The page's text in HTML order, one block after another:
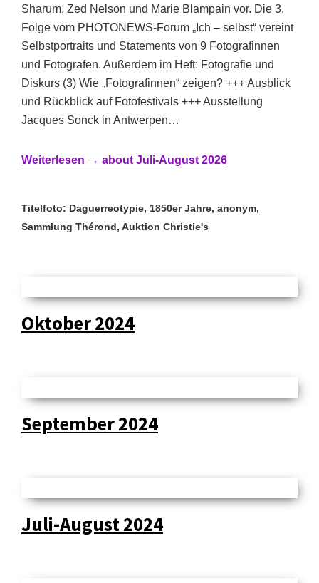
Sharum, Zed Nelson und Marie Blampain vor. Die 3.
Folge vom PHOTONEWS-Forum „Ich – selbst“ vereint
Selbstportraits und Statements von 9 Fotografinnen
und Fotografen. Außerdem im Heft: Fotografie und
Diskurs (3) Wie „Fotografinnen“ zeigen? +++ Ausblick
und Rückblick auf Fotofestivals +++ Ausstellung
Jacques Sonck in Antwerpen…
Weiterlesen → about Juli-August 2026
Titelfoto: Daguerreotypie, 1850er Jahre, anonym,
Sammlung Thérond, Auktion Christie's
Oktober 2024
September 2024
Juli-August 2024